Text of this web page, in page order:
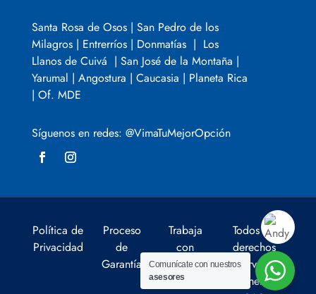
Santa Rosa de Osos | San Pedro de los
Milagros | Entrerríos | Donmatías | Los
Llanos de Cuivá | San José de la Montaña |
Yarumal | Angostura | Caucasia | Planeta Rica
| Of. MDE
Síguenos en redes: @VimaTuMejorOpción
Política de
Privacidad
Proceso
de
Garantía
Trabaja
con
nosotros
Todos los
derechos
reservados
Comerloa
Comunícate con nuestros
asesores